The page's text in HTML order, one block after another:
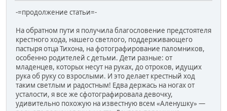
-=продолжение статьи=-
На обратном пути я получила благословение предстоятеля
крестного хода, нашего светлого, поддерживающего
пастыря отца Тихона, на фотографирование паломников,
особенно родителей с детьми. Дети разные: от
младенцев, которых несут на руках, до отроков, идущих
рука об руку со взрослыми. И это делает крестный ход
таким светлым и радостным! Едва держась на ногах от
усталости, я все же сфотографировала девочку,
удивительно похожую на известную всем «Аленушку» —